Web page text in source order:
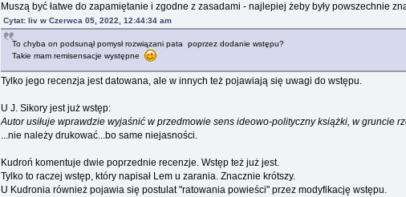
Muszą być łatwe do zapamiętanie i zgodne z zasadami - najlepiej żeby były powszechnie
Cytat: liv w Czerwca 05, 2022, 12:44:34 am
To chyba on podsunął pomysł rozwiązani pata poprzez dodanie wstępu?
Takie mam remisensacje występne
Tylko jego recenzja jest datowana, ale w innych też pojawiają się uwagi do wstępu.
U J. Sikory jest już wstęp:
Autor usiłuje wprawdzie wyjaśnić w przedmowie sens ideowo-polityczny książki, w gruncie
...nie należy drukować...bo same niejasności.
Kudroń komentuje dwie poprzednie recenzje. Wstęp też już jest.
Tylko to raczej wstęp, który napisał Lem u zarania. Znacznie krótszy.
U Kudronia również pojawia się postulat "ratowania powieści" przez modyfikację wstępu.